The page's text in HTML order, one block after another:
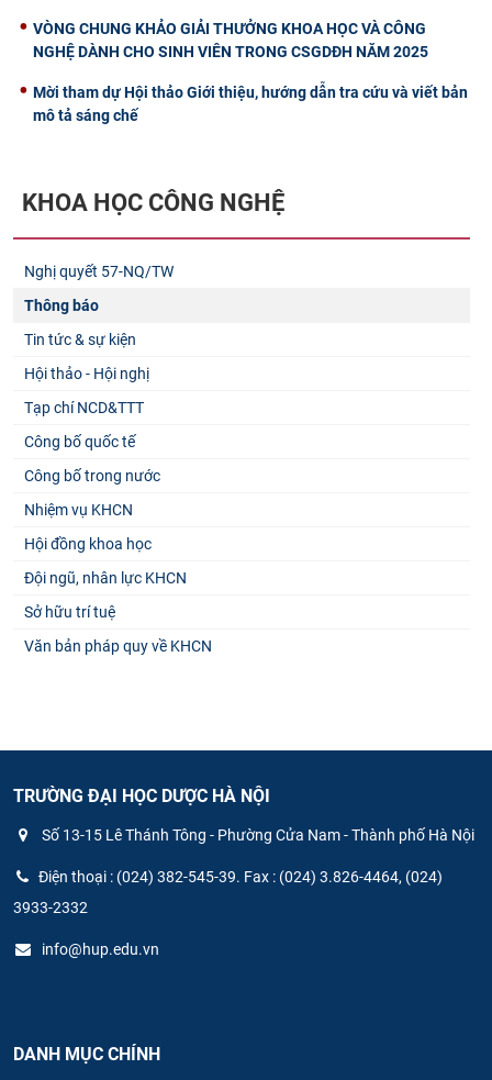
VÒNG CHUNG KHẢO GIẢI THƯỞNG KHOA HỌC VÀ CÔNG
NGHỆ DÀNH CHO SINH VIÊN TRONG CSGDĐH NĂM 2025
Mời tham dự Hội thảo Giới thiệu, hướng dẫn tra cứu và viết bản
mô tả sáng chế
KHOA HỌC CÔNG NGHỆ
Nghị quyết 57-NQ/TW
Thông báo
Tin tức & sự kiện
Hội thảo - Hội nghị
Tạp chí NCD&TTT
Công bố quốc tế
Công bố trong nước
Nhiệm vụ KHCN
Hội đồng khoa học
Đội ngũ, nhân lực KHCN
Sở hữu trí tuệ
Văn bản pháp quy về KHCN
TRƯỜNG ĐẠI HỌC DƯỢC HÀ NỘI
Số 13-15 Lê Thánh Tông - Phường Cửa Nam - Thành phố Hà Nội
Điện thoại : (024) 382-545-39. Fax : (024) 3.826-4464, (024)
3933-2332
info@hup.edu.vn
DANH MỤC CHÍNH